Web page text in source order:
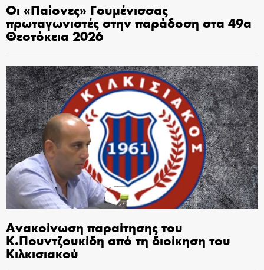
Οι «Παίονες» Γουμένισσας
πρωταγωνιστές στην παράδοση στα 49α
Θεοτόκεια 2026
Ανακοίνωση παραίτησης του
Κ.Πουντζουκίδη από τη διοίκηση του
Κιλκισιακού